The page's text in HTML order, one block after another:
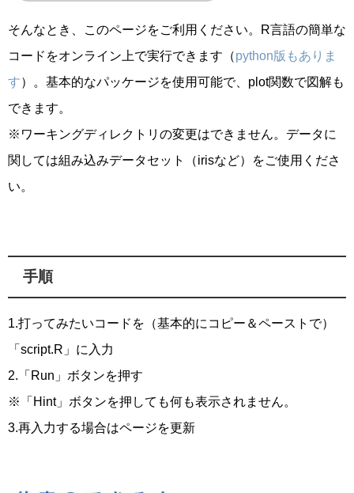
そんなとき、このページをご利用ください。R言語の簡単な
コードをオンライン上で実行できます（python版もありま
す）。基本的なパッケージを使用可能で、plot関数で図解も
できます。
※ワーキングディレクトリの変更はできません。データに
関しては組み込みデータセット（irisなど）をご使用くださ
い。
手順
1.打ってみたいコードを（基本的にコピー＆ペーストで）
「script.R」に入力
2.「Run」ボタンを押す
※「Hint」ボタンを押しても何も表示されません。
3.再入力する場合はページを更新